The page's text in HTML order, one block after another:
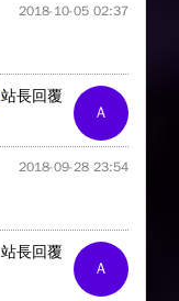
2018-10-05 02:37
A
站長回覆
2018-09-28 23:54
A
站長回覆